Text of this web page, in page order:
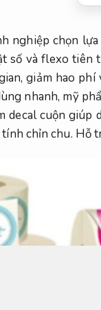
nghiệp chọn
và flexo tiên
giảm hao
nhanh, mỹ
cuộn giúp
chỉn chu. Hỗ